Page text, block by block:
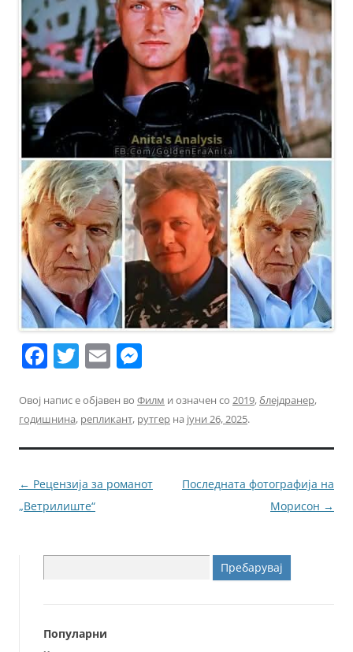
F
c
e
b
o
o
T
itt
er
E
ai
l
ss
e
n
g
Овој напис е објавен во Филм и означен со 2019,блејдранер,
годишнина, репликант, рутгер на јуни 26, 2025.
Навигација
за
← Рецензија за романот
„Ветрилиште“
Последната фотографија на
Морисон →
за:
Популарни